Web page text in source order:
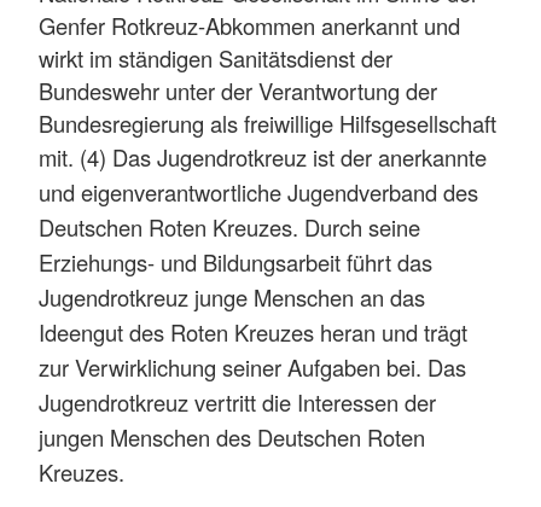
Genfer Rotkreuz-Abkommen anerkannt und
wirkt im ständigen Sanitätsdienst der
Bundeswehr unter der Verantwortung der
Bundesregierung als freiwillige Hilfsgesellschaft
mit. (4) Das Jugendrotkreuz ist der anerkannte
und eigenverantwortliche Jugendverband des
Deutschen Roten Kreuzes. Durch seine
Erziehungs- und Bildungsarbeit führt das
Jugendrotkreuz junge Menschen an das
Ideengut des Roten Kreuzes heran und trägt
zur Verwirklichung seiner Aufgaben bei. Das
Jugendrotkreuz vertritt die Interessen der
jungen Menschen des Deutschen Roten
Kreuzes.